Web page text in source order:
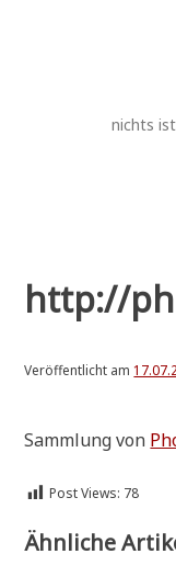
nichts
http://
Veröffentlicht am
Samm­lung von
Post Views: 78
Ähnliche